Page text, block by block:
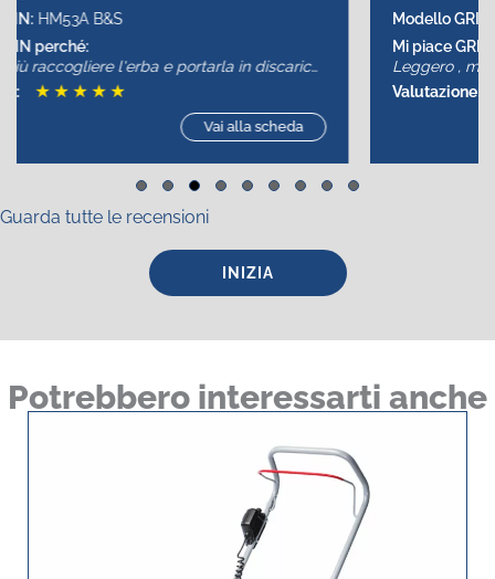
Modello GRIN:
Mi piace GRIN perché:
Leggero , manovrabile , semplice
Valutazione:
Vai alla scheda
Slide group 1
Slide group 2
Slide group 3
Guarda tutte le recensioni
INIZIA
Potrebbero interessarti anche